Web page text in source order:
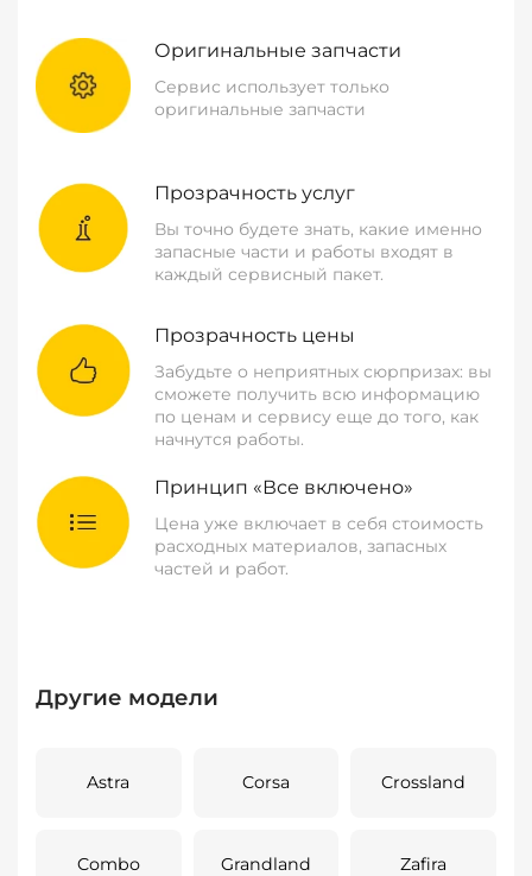
Оригинальные запчасти
Сервис использует только
оригинальные запчасти
Прозрачность услуг
Вы точно будете знать, какие именно
запасные части и работы входят в
каждый сервисный пакет.
Прозрачность цены
Забудьте о неприятных сюрпризах: вы
сможете получить всю информацию
по ценам и сервису еще до того, как
начнутся работы.
Принцип «Все включено»
Цена уже включает в себя стоимость
расходных материалов, запасных
частей и работ.
Другие модели
Astra Corsa Crossland
Combo Grandland Zafira